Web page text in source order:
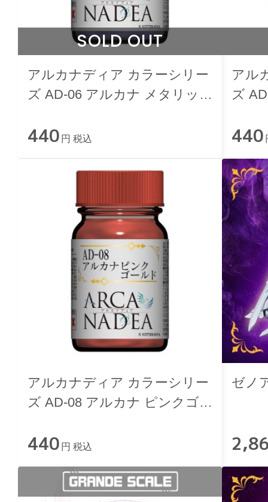
SOLD OUT
アルカナディア カラーシリー
ズ AD-06 アルカナ メタリッ
440 円 税込
アル
ズ
440
アルカナディア カラーシリー
ズ AD-08 アルカナ ピンクゴー
440 円 税込
ゼノ